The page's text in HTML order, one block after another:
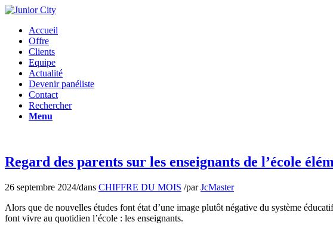
Accueil
Offre
Clients
Equipe
Actualité
Devenir panéliste
Contact
Rechercher
Menu
Regard des parents sur les enseignants de l’école
26 septembre 2024/dans CHIFFRE DU MOIS /parJcMaster
Alors que de nouvelles études font état d’une image plutôt négative du système
font vivre au quotidien l’école : les enseignants.